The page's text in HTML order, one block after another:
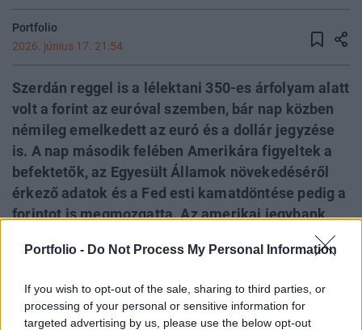
Portfolio - Do Not Process My Personal Information
If you wish to opt-out of the sale, sharing to third parties, or
processing of your personal or sensitive information for
targeted advertising by us, please use the below opt-out
Portfolio
2026. június 17. 21:54
Szerdán reggel is a lélektani 350-es árfolyam alatt
volt a forint az euróval szemben, bár nap közben
némileg emelkedett az euró és a dollár jegyzése
is. A nap második felében Amerikára figyeltek a
befektetők, az Egyesült Államok növekedéséről
érkező adatok és a Fed esti kamatdöntése pedig a
forintot is megmozgatta. Az amerikai jegybank
döntése értelmében az irányadó ráta ugyan nem
változott, a gazdasági előrejelzések miatt
el, ami a dollár gyors erősödését és a forint
gyengülését eredményezte. Kevin Warsh